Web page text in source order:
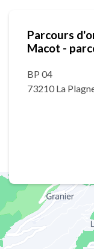
Parcours
Macot -
BP 04
73210 La